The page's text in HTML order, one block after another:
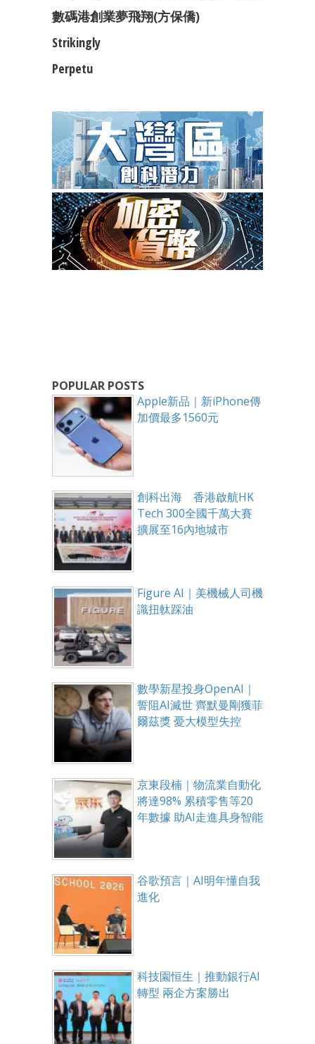
數碼港創業夢飛翔(方保僑)
Strikingly
Perpetu
POPULAR POSTS
Apple新品｜新iPhone傳
加價最多1560元
創科出海 香港啟航HK
Tech 300全國千萬大賽
擴展至16內地城市
Figure AI｜美機械人司機
識扭軚踩油
數學新星投身OpenAI｜
誓阻AI滅世 齊默曼剛獲菲
爾茲獎 憂大模型失控
京東段楠｜物流業自動化
將達98% 累積零售等20
年數據 助AI走進具身智能
谷歌預言｜AI明年懂自我
進化
科技園恒生｜推動銀行AI
轉型 兩企方案勝出